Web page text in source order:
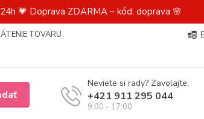
💗 Doprava ZDARMA – kód: doprava 🌸
TOVARU
Neviete si rady? Zavolajte.
+421 911 295 044
9:00 - 17:00